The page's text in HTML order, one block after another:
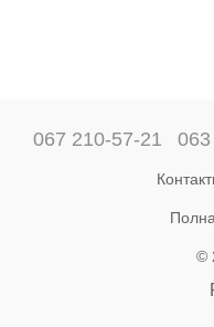
067 210-57-21
©